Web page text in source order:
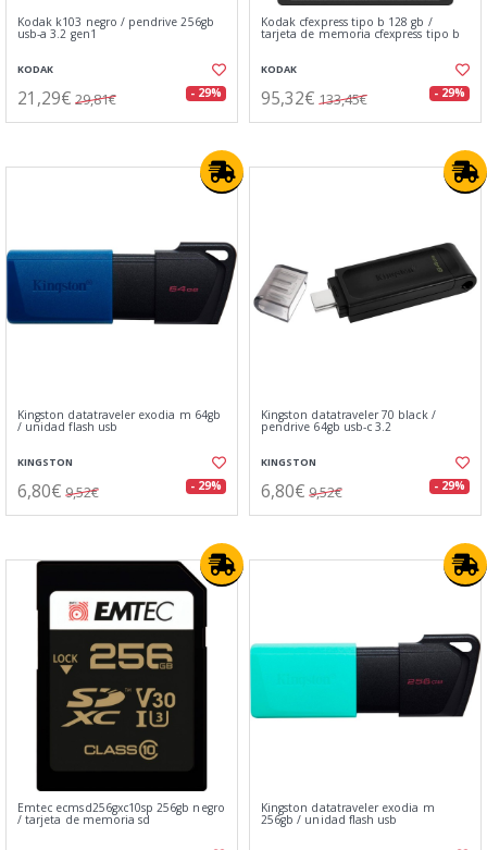
Kodak k103 negro / pendrive 256gb
usb-a 3.2 gen1
KODAK
21,29€ 29,81€ - 29%
Kodak cfexpress tipo b 128 gb /
tarjeta de memoria cfexpress tipo b
KODAK
95,32€ 133,45€ - 29%
Kingston datatraveler exodia m 64gb
/ unidad flash usb
KINGSTON
6,80€ 9,52€ - 29%
Kingston datatraveler 70 black /
pendrive 64gb usb-c 3.2
KINGSTON
6,80€ 9,52€ - 29%
Emtec ecmsd256gxc10sp 256gb negro
/ tarjeta de memoria sd
Kingston datatraveler exodia m
256gb / unidad flash usb